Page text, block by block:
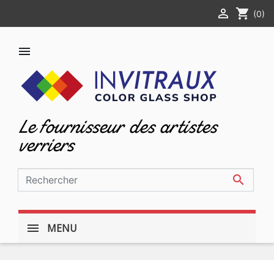
 shopping_cart (0)

Le fournisseur des artistes
verriers

MENU